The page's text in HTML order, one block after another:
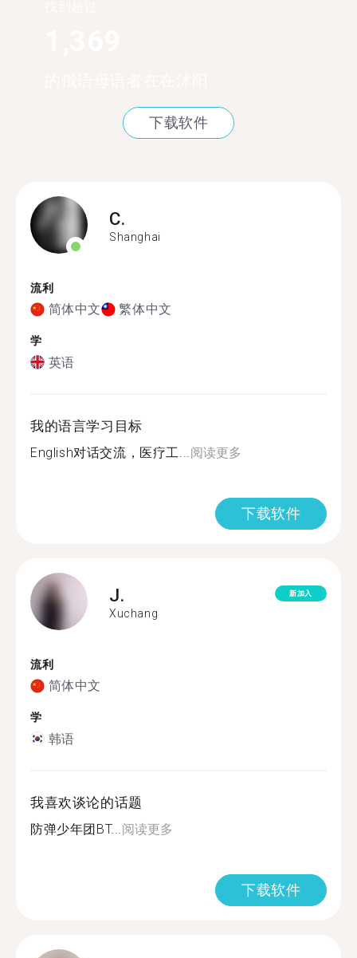
下载软件
C.
Shanghai
流利
简体中文 繁体中文
学
英语
我的语言学习目标
English对话交流，医疗工... 阅读更多
下载软件
J.
Xuchang
新加入
流利
简体中文
学
韩语
我喜欢谈论的话题
防弹少年团BT... 阅读更多
下载软件